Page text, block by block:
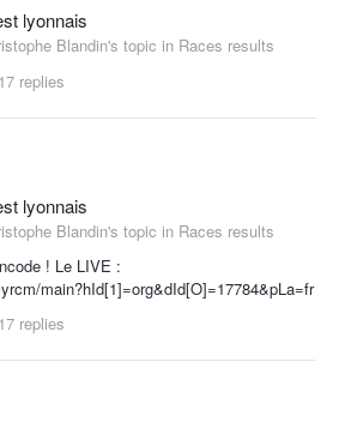
lyonnais
Blandin's topic in Races results
17 replies
lyonnais
Blandin's topic in Races results
! Le LIVE :
main?hId[1]=org&dId[O]=17784&pLa=fr
17 replies